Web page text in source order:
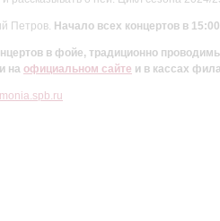
Петров. Начало всех концертов в
в фойе, традиционно
на официальном сайте и в кассах